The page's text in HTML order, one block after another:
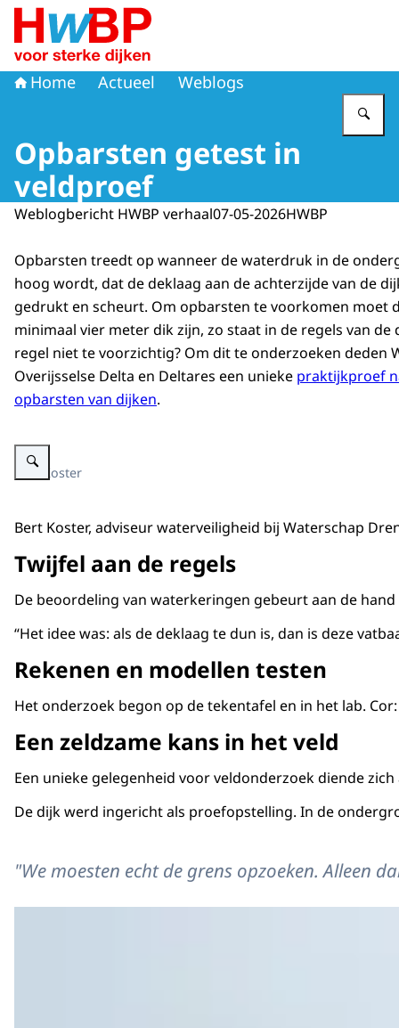
Naar de homepage van
Home Actueel Weblogs
Opbarsten getest in
veldproef
Weblogbericht HWBP verhaal07-05-2026HWBP
Opbarsten treedt op wanneer de waterdruk in de
hoog wordt, dat de deklaag aan de achterzijde van de
gedrukt en scheurt. Om opbarsten te voorkomen moet
minimaal vier meter dik zijn, zo staat in de regels van de
regel niet te voorzichtig? Om dit te onderzoeken deden
Overijsselse Delta en Deltares een unieke praktijkproef
opbarsten van dijken.
Vergroot afbeelding Man in werkkleding in een auto van Drents
Bert Koster
Bert Koster, adviseur waterveiligheid bij Waterschap
Twijfel aan de regels
De beoordeling van waterkeringen gebeurt aan de
“Het idee was: als de deklaag te dun is, dan is deze
Rekenen en modellen testen
Het onderzoek begon op de tekentafel en in het lab.
Een zeldzame kans in het veld
Een unieke gelegenheid voor veldonderzoek diende
De dijk werd ingericht als proefopstelling. In de
"We moesten echt de grens opzoeken. Alleen